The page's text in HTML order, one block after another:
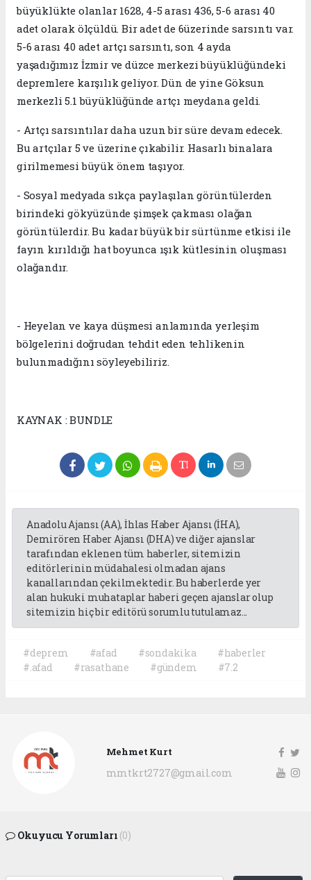
büyüklükte olanlar 1628, 4-5 arası 436, 5-6 arası 40
adet olarak ölçüldü. Bir adet de 6üzerinde sarsıntı var.
5-6 arası 40 adet artçı sarsıntı, son 4 ayda
yaşadığımız İzmir ve düzce merkezi büyüklüğündeki
depremlere karşılık geliyor. Dün de yine Göksun
merkezli 5.1 büyüklüğünde artçı meydana geldi.
- Artçı sarsıntılar daha uzun bir süre devam edecek.
Bu artçılar 5 ve üzerine çıkabilir. Hasarlı binalara
girilmemesi büyük önem taşıyor.
- Sosyal medyada sıkça paylaşılan görüntülerden
birindeki gökyüzünde şimşek çakması olağan
görüntülerdir. Bu kadar büyük bir sürtünme etkisi ile
fayın kırıldığı hat boyunca ışık kütlesinin oluşması
olağandır.
- Heyelan ve kaya düşmesi anlamında yerleşim
bölgelerini doğrudan tehdit eden tehlikenin
bulunmadığını söyleyebiliriz.
KAYNAK : BUNDLE
Anadolu Ajansı (AA), İhlas Haber Ajansı (İHA),
Demirören Haber Ajansı (DHA) ve diğer ajanslar
tarafından eklenen tüm haberler, sitemizin
editörlerinin müdahalesi olmadan ajans
kanallarından çekilmektedir. Bu haberlerde yer
alan hukuki muhataplar haberi geçen ajanslar olup
sitemizin hiç bir editörü sorumlu tutulamaz...
#deprem #afad #sondakika
#haberler
#.afad
#rasathane #gündem #7.2
Mehmet Kurt
mmtkrt2727@gmail.com
Okuyucu Yorumları (0)